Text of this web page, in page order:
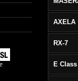
AXELA
RX-7
E